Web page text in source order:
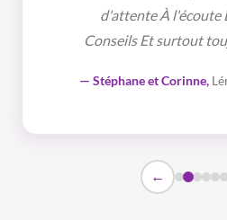
d'attente À l'écoute
Conseils Et surtout
— Stéphane et Corinne,
←